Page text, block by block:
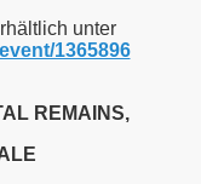
unter
1365896
REMAINS,